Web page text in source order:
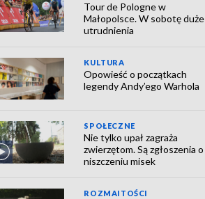
Tour de Pologne w
Małopolsce. W sobotę duże
utrudnienia
KULTURA
Opowieść o początkach
legendy Andy’ego Warhola
SPOŁECZNE
Nie tylko upał zagraża
zwierzętom. Są zgłoszenia o
niszczeniu misek
ROZMAITOŚCI